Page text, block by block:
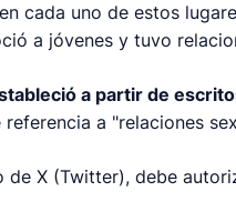
cada uno de estos
a jóvenes y tuvo
a partir de
a "relaciones
de X (Twitter), debe